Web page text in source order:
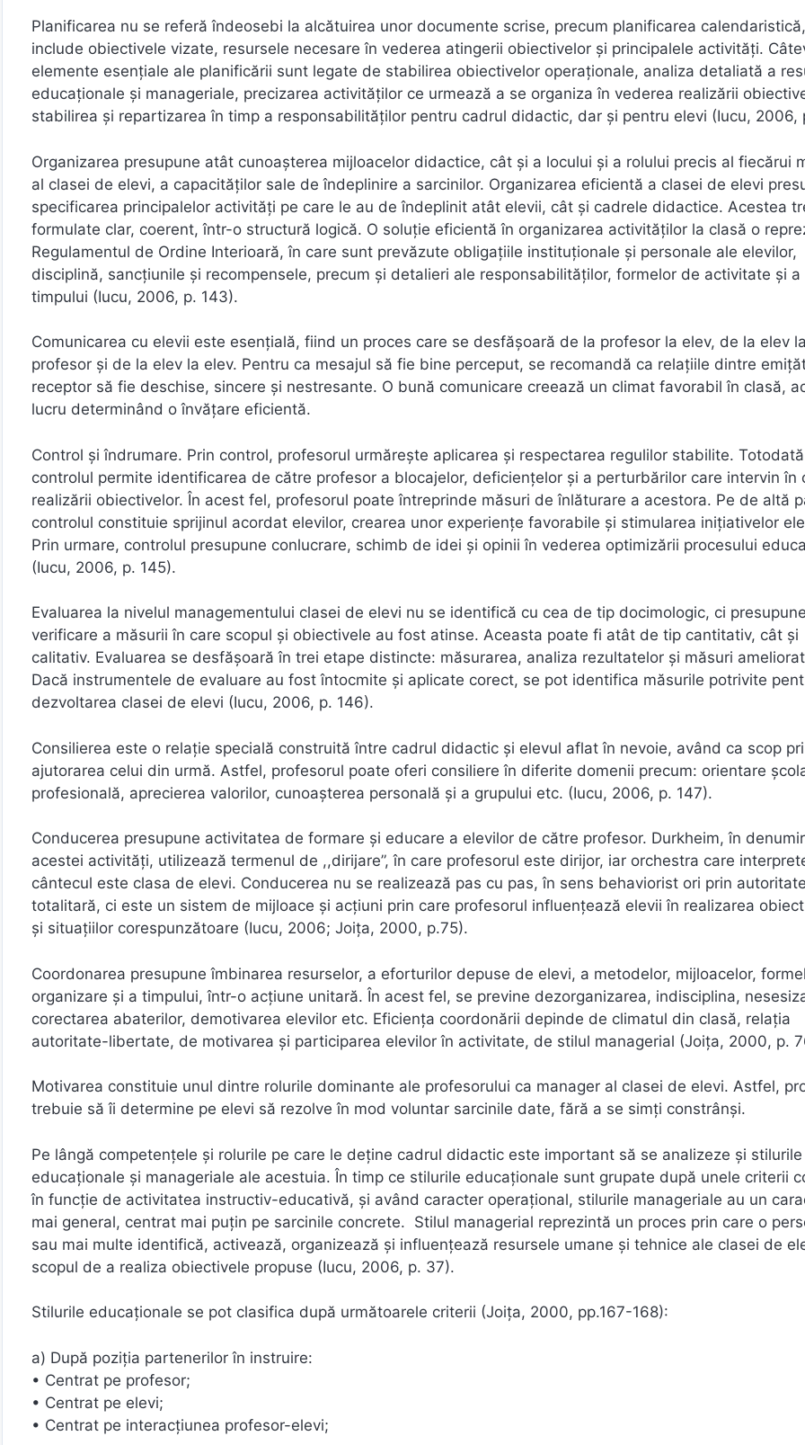
Planificarea nu se referă îndeosebi la alcătuirea unor documente scrise, precum planificarea
include obiectivele vizate, resursele necesare în vederea atingerii obiectivelor și principalele activități.
elemente esențiale ale planificării sunt legate de stabilirea obiectivelor operaționale, analiza detaliată a
educaționale și manageriale, precizarea activităților ce urmează a se organiza în vederea realizării
stabilirea și repartizarea în timp a responsabilităților pentru cadrul didactic, dar și pentru elevi (Iucu, 2006,
Organizarea presupune atât cunoașterea mijloacelor didactice, cât și a locului și a rolului precis al fiecărui
al clasei de elevi, a capacităților sale de îndeplinire a sarcinilor. Organizarea eficientă a clasei de elevi
specificarea principalelor activități pe care le au de îndeplinit atât elevii, cât și cadrele didactice. Acestea
formulate clar, coerent, într-o structură logică. O soluție eficientă în organizarea activităților la clasă o
Regulamentul de Ordine Interioară, în care sunt prevăzute obligațiile instituționale și personale ale elevilor,
disciplină, sancțiunile și recompensele, precum și detalieri ale responsabilităților, formelor de activitate și a
timpului (Iucu, 2006, p. 143).
Comunicarea cu elevii este esențială, fiind un proces care se desfășoară de la profesor la elev, de la elev
profesor și de la elev la elev. Pentru ca mesajul să fie bine perceput, se recomandă ca relațiile dintre
receptor să fie deschise, sincere și nestresante. O bună comunicare creează un climat favorabil în clasă,
lucru determinând o învățare eficientă.
Control și îndrumare. Prin control, profesorul urmărește aplicarea și respectarea regulilor stabilite.
controlul permite identificarea de către profesor a blocajelor, deficiențelor și a perturbărilor care intervin în
realizării obiectivelor. În acest fel, profesorul poate întreprinde măsuri de înlăturare a acestora. Pe de altă
controlul constituie sprijinul acordat elevilor, crearea unor experiențe favorabile și stimularea inițiativelor
Prin urmare, controlul presupune conlucrare, schimb de idei și opinii în vederea optimizării procesului
(Iucu, 2006, p. 145).
Evaluarea la nivelul managementului clasei de elevi nu se identifică cu cea de tip docimologic, ci
verificare a măsurii în care scopul și obiectivele au fost atinse. Aceasta poate fi atât de tip cantitativ, cât și
calitativ. Evaluarea se desfășoară în trei etape distincte: măsurarea, analiza rezultatelor și măsuri
Dacă instrumentele de evaluare au fost întocmite și aplicate corect, se pot identifica măsurile potrivite
dezvoltarea clasei de elevi (Iucu, 2006, p. 146).
Consilierea este o relație specială construită între cadrul didactic și elevul aflat în nevoie, având ca scop
ajutorarea celui din urmă. Astfel, profesorul poate oferi consiliere în diferite domenii precum: orientare
profesională, aprecierea valorilor, cunoașterea personală și a grupului etc. (Iucu, 2006, p. 147).
Conducerea presupune activitatea de formare și educare a elevilor de către profesor. Durkheim, în
acestei activități, utilizează termenul de ,,dirijare”, în care profesorul este dirijor, iar orchestra care
cântecul este clasa de elevi. Conducerea nu se realizează pas cu pas, în sens behaviorist ori prin
totalitară, ci este un sistem de mijloace și acțiuni prin care profesorul influențează elevii în realizarea
și situațiilor corespunzătoare (Iucu, 2006; Joița, 2000, p.75).
Coordonarea presupune îmbinarea resurselor, a eforturilor depuse de elevi, a metodelor, mijloacelor,
organizare și a timpului, într-o acțiune unitară. În acest fel, se previne dezorganizarea, indisciplina,
corectarea abaterilor, demotivarea elevilor etc. Eficiența coordonării depinde de climatul din clasă, relația
autoritate-libertate, de motivarea și participarea elevilor în activitate, de stilul managerial (Joița, 2000, p.
Motivarea constituie unul dintre rolurile dominante ale profesorului ca manager al clasei de elevi. Astfel,
trebuie să îi determine pe elevi să rezolve în mod voluntar sarcinile date, fără a se simți constrânși.
Pe lângă competențele și rolurile pe care le deține cadrul didactic este important să se analizeze și stilurile
educaționale și manageriale ale acestuia. În timp ce stilurile educaționale sunt grupate după unele criterii
în funcție de activitatea instructiv-educativă, și având caracter operațional, stilurile manageriale au un
mai general, centrat mai puțin pe sarcinile concrete. Stilul managerial reprezintă un proces prin care o
sau mai multe identifică, activează, organizează și influențează resursele umane și tehnice ale clasei de
scopul de a realiza obiectivele propuse (Iucu, 2006, p. 37).
Stilurile educaționale se pot clasifica după următoarele criterii (Joița, 2000, pp.167-168):
a) După poziția partenerilor în instruire:
• Centrat pe profesor;
• Centrat pe elevi;
• Centrat pe interacțiunea profesor-elevi;